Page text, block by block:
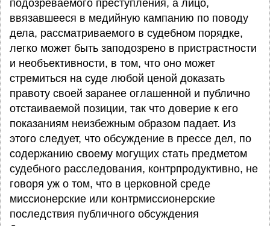
подозреваемого преступления, а лицо,
ввязавшееся в медийную кампанию по поводу
дела, рассматриваемого в судебном порядке,
легко может быть заподозрено в пристрастности
и необъективности, в том, что оно может
стремиться на суде любой ценой доказать
правоту своей заранее оглашенной и публично
отстаиваемой позиции, так что доверие к его
показаниям неизбежным образом падает. Из
этого следует, что обсуждение в прессе дел, по
содержанию своему могущих стать предметом
судебного расследования, контрпродуктивно, не
говоря уж о том, что в церковной среде
миссионерские или контрмиссионерские
последствия публичного обсуждения